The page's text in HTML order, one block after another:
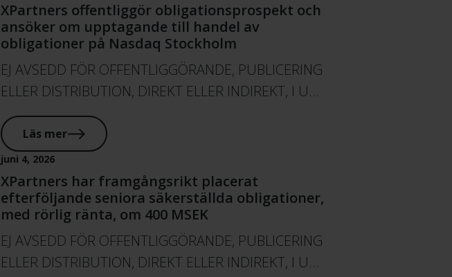
XPartners offentliggör obligationsprospekt och
ansöker om upptagande till handel av
obligationer på Nasdaq Stockholm
EJ AVSEDD FÖR OFFENTLIGGÖRANDE, PUBLICERING
ELLER DISTRIBUTION, DIREKT ELLER INDIREKT, I U…
Läs mer
juni 4, 2026
XPartners har framgångsrikt placerat
efterföljande seniora säkerställda obligationer,
med rörlig ränta, om 400 MSEK
EJ AVSEDD FÖR OFFENTLIGGÖRANDE, PUBLICERING
ELLER DISTRIBUTION, DIREKT ELLER INDIREKT, I U…